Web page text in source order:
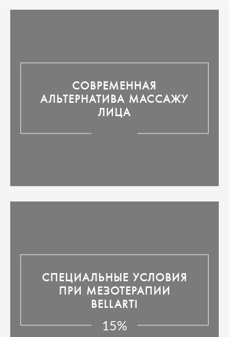
СОВРЕМЕННАЯ
АЛЬТЕРНАТИВА МАССАЖУ
ЛИЦА
СПЕЦИАЛЬНЫЕ УСЛОВИЯ
ПРИ МЕЗОТЕРАПИИ
BELLARTI
15%